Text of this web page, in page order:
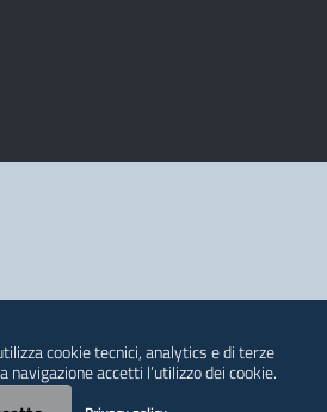
cookie tecnici, analytics e di terze
navigazione accetti l’utilizzo dei cookie.